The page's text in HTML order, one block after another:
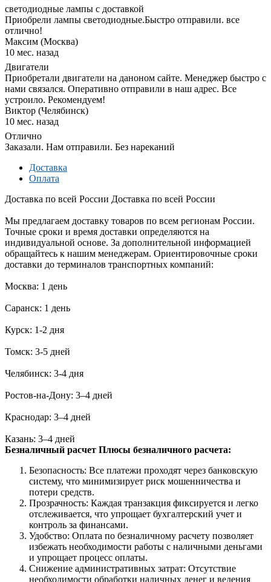
светодиодные лампы с доставкой
Приобрели лампы светодиодные.Быстро отправили. все
отлично!
Максим (Москва)
10 мес. назад
Двигатели
Приобретали двигатели на даноном сайте. Менеджер быстро с
нами связался. Оперативно отправили в наш адрес. Все
устроило. Рекомендуем!
Виктор (Челябинск)
10 мес. назад
Отлично
Заказали. Нам отправили. Без нареканий
Доставка
Оплата
Доставка по всей России Доставка по всей России
Мы предлагаем доставку товаров по всем регионам России.
Точные сроки и время доставки определяются на
индивидуальной основе. За дополнительной информацией
обращайтесь к нашим менеджерам. Ориентировочные сроки
доставки до терминалов транспортных компаний:
Москва: 1 день
Саранск: 1 день
Курск: 1-2 дня
Томск: 3-5 дней
Челябинск: 3-4 дня
Ростов-на-Дону: 3–4 дней
Краснодар: 3–4 дней
Казань: 3–4 дней
Безналичный расчет Плюсы безналичного расчета:
Безопасность: Все платежи проходят через банковскую
систему, что минимизирует риск мошенничества и
потери средств.
Прозрачность: Каждая транзакция фиксируется и легко
отслеживается, что упрощает бухгалтерский учет и
контроль за финансами.
Удобство: Оплата по безналичному расчету позволяет
избежать необходимости работы с наличными деньгами
и упрощает процесс оплаты.
Снижение административных затрат: Отсутствие
необходимости обработки наличных денег и ведения